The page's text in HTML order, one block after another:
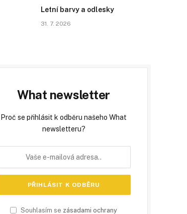
Letní barvy a odlesky
31. 7. 2026
What newsletter
Proč se přihlásit k odběru našeho What
newsletteru?
Souhlasím se zásadami ochrany